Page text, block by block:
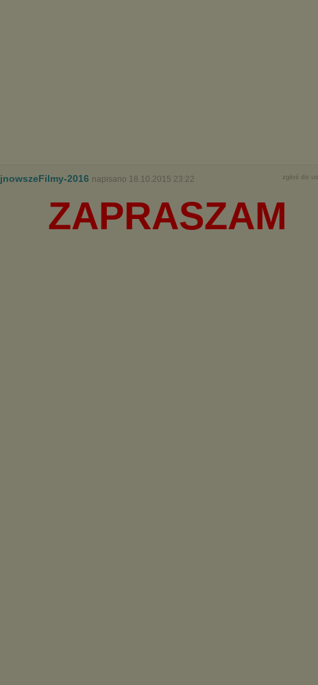
2016 napisano 18.10.2015 23:22 zgłoś do
ZAPRASZAM